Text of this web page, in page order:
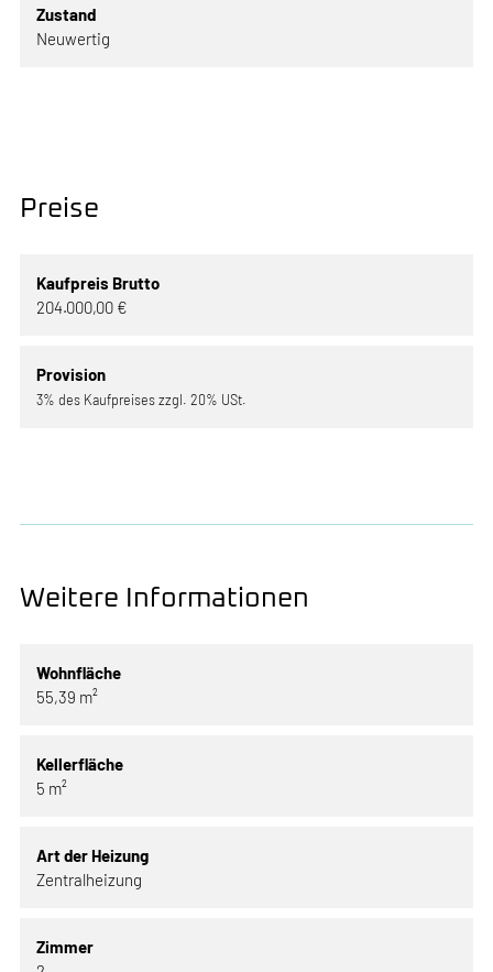
Zustand
Neuwertig
Preise
Kaufpreis Brutto
204.000,00 €
Provision
3% des Kaufpreises zzgl. 20% USt.
Weitere Informationen
Wohnfläche
55,39 m²
Kellerfläche
5 m²
Art der Heizung
Zentralheizung
Zimmer